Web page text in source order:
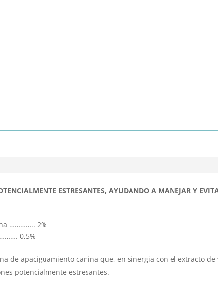
ESTRESANTES, AYUDANDO A MANEJAR Y
………….. 2%
0,5%
de apaciguamiento canina que, en sinergia con el extracto
potencialmente estresantes.